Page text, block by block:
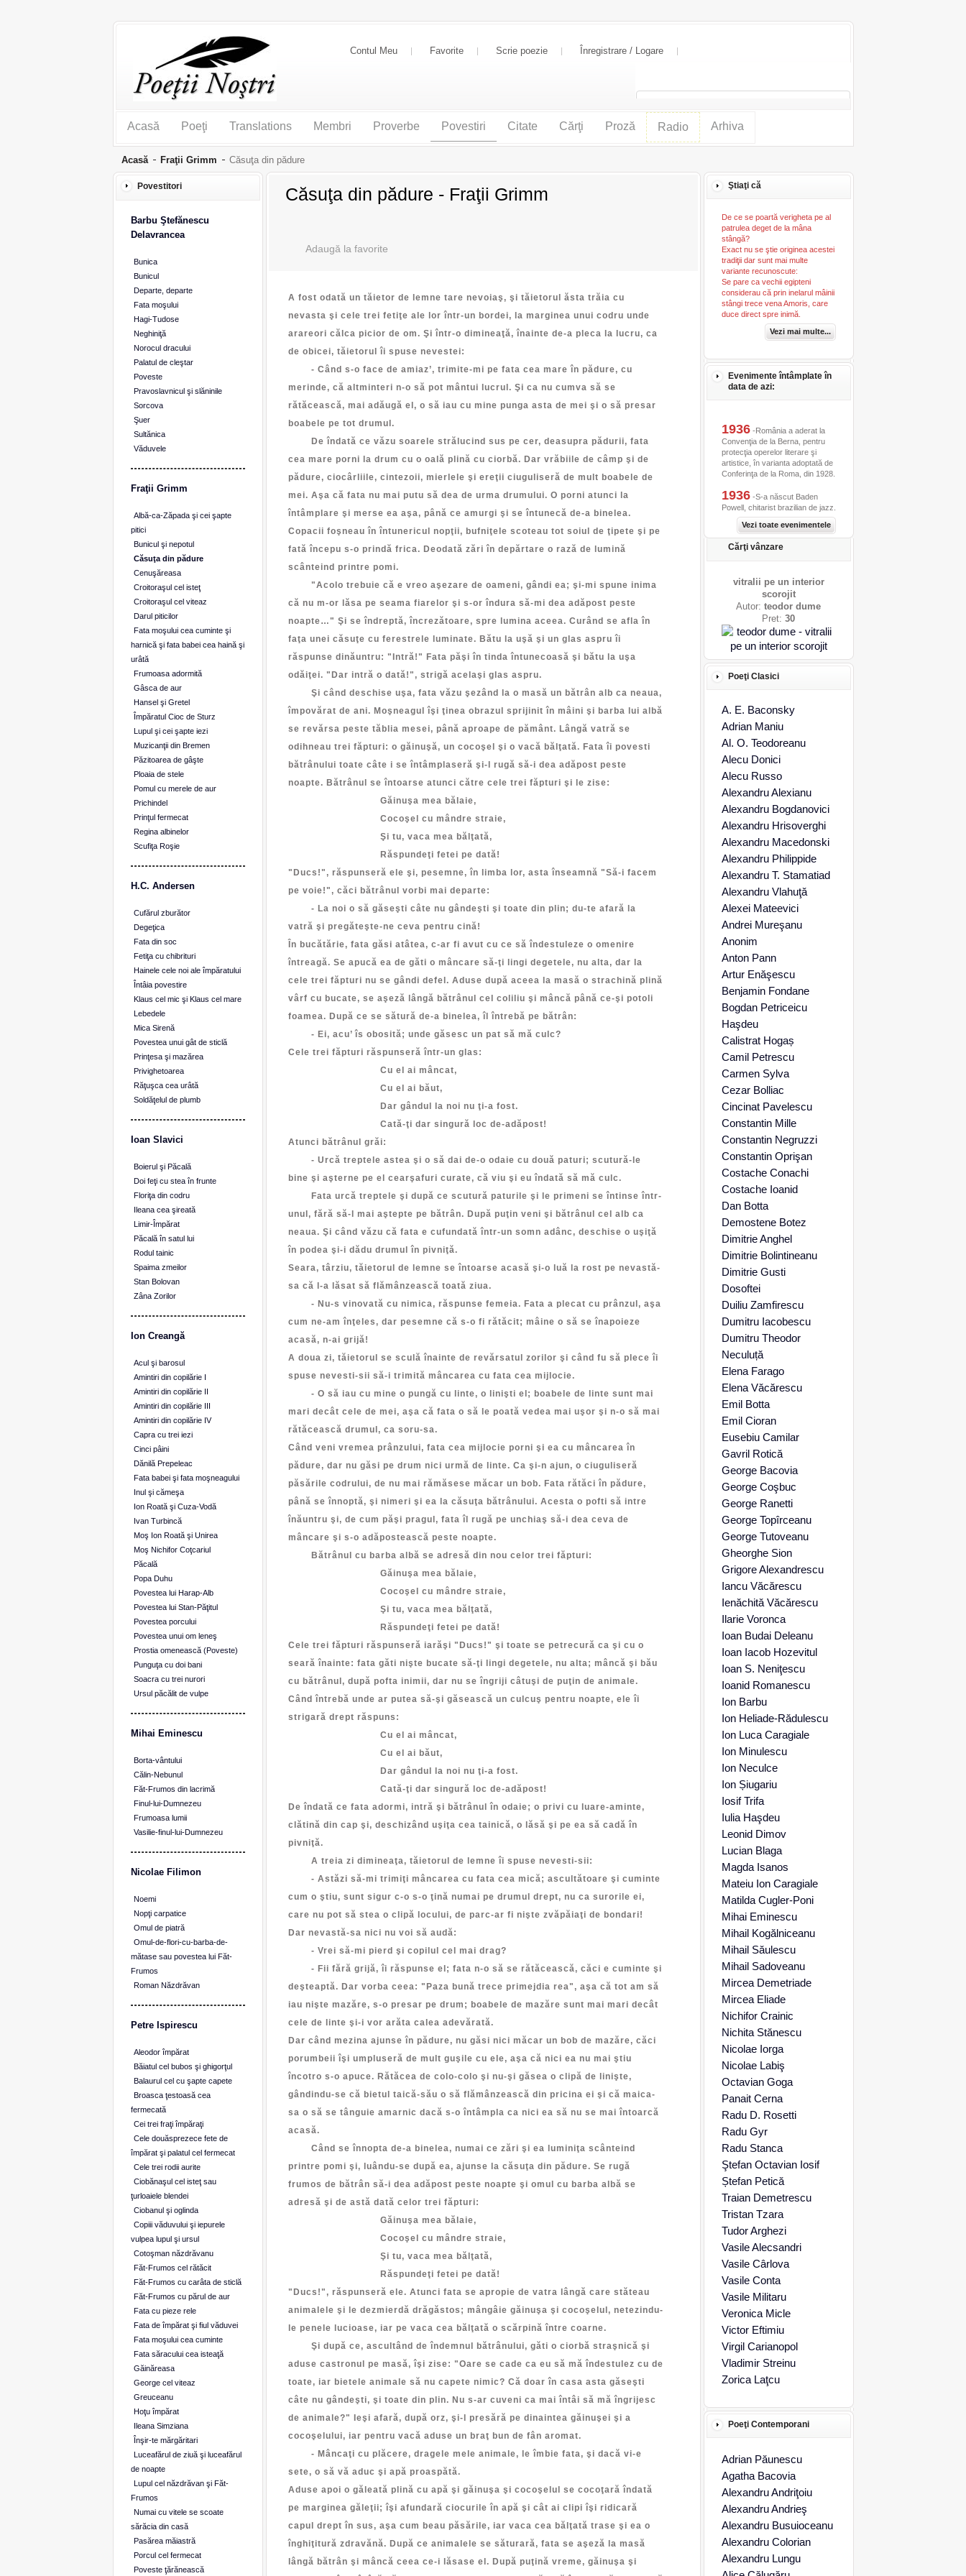
Contul Meu Favorite Scrie poezie Înregistrare / Logare
Acasă Poeţi Translations Membri Proverbe Povestiri Citate Cărţi Proză Radio Arhiva
Acasă Fraţii Grimm Căsuţa din pădure
Căsuţa din pădure - Fraţii Grimm
A fost odată un tăietor de lemne tare nevoiaş, şi tăietorul ăsta trăia cu
nevasta şi cele trei fetiţe ale lor într-un bordei, la marginea unui codru unde
arareori călca picior de om. Şi într-o dimineaţă, înainte de-a pleca la lucru, ca
de obicei, tăietorul îi spuse nevestei:
- Când s-o face de amiaz’, trimite-mi pe fata cea mare în pădure, cu
merinde, că altminteri n-o să pot mântui lucrul. Şi ca nu cumva să se
rătăcească, mai adăugă el, o să iau cu mine punga asta de mei şi o să presar
boabele pe tot drumul.
De îndată ce văzu soarele strălucind sus pe cer, deasupra pădurii, fata
cea mare porni la drum cu o oală plină cu ciorbă. Dar vrăbiile de câmp şi de
pădure, ciocârliile, cintezoii, mierlele şi ereţii ciuguliseră de mult boabele de
mei. Aşa că fata nu mai putu să dea de urma drumului. O porni atunci la
întâmplare şi merse ea aşa, până ce amurgi şi se întunecă de-a binelea.
Copacii foşneau în întunericul nopţii, bufniţele scoteau tot soiul de ţipete şi pe
fată începu s-o prindă frica. Deodată zări în depărtare o rază de lumină
scânteind printre pomi.
"Acolo trebuie că e vreo aşezare de oameni, gândi ea; şi-mi spune inima
că nu m-or lăsa pe seama fiarelor şi s-or îndura să-mi dea adăpost peste
noapte…" Şi se îndreptă, încrezătoare, spre lumina aceea. Curând se afla în
faţa unei căsuţe cu ferestrele luminate. Bătu la uşă şi un glas aspru îi
răspunse dinăuntru: "Intră!" Fata păşi în tinda întunecoasă şi bătu la uşa
odăiţei. "Dar intră o dată!", strigă acelaşi glas aspru.
Şi când deschise uşa, fata văzu şezând la o masă un bătrân alb ca neaua,
împovărat de ani. Moşneagul îşi ţinea obrazul sprijinit în mâini şi barba lui albă
se revărsa peste tăblia mesei, până aproape de pământ. Lângă vatră se
odihneau trei făpturi: o găinuşă, un cocoşel şi o vacă bălţată. Fata îi povesti
bătrânului toate câte i se întâmplaseră şi-l rugă să-i dea adăpost peste
noapte. Bătrânul se întoarse atunci către cele trei făpturi şi le zise:
Găinuşa mea bălaie,
Cocoşel cu mândre straie,
Şi tu, vaca mea bălţată,
Răspundeţi fetei pe dată!
"Ducs!", răspunseră ele şi, pesemne, în limba lor, asta înseamnă "Să-i facem
pe voie!", căci bătrânul vorbi mai departe:
- La noi o să găseşti câte nu gândeşti şi toate din plin; du-te afară la
vatră şi pregăteşte-ne ceva pentru cină!
În bucătărie, fata găsi atâtea, c-ar fi avut cu ce să îndestuleze o omenire
întreagă. Se apucă ea de găti o mâncare să-ţi lingi degetele, nu alta, dar la
cele trei făpturi nu se gândi defel. Aduse după aceea la masă o strachină plină
vârf cu bucate, se aşeză lângă bătrânul cel coliliu şi mâncă până ce-şi potoli
foamea. După ce se sătură de-a binelea, îl întrebă pe bătrân:
- Ei, acu’ îs obosită; unde găsesc un pat să mă culc?
Cele trei făpturi răspunseră într-un glas:
Cu el ai mâncat,
Cu el ai băut,
Dar gândul la noi nu ţi-a fost.
Cată-ţi dar singură loc de-adăpost!
Atunci bătrânul grăi:
- Urcă treptele astea şi o să dai de-o odaie cu două paturi; scutură-le
bine şi aşterne pe el cearşafuri curate, că viu şi eu îndată să mă culc.
Fata urcă treptele şi după ce scutură paturile şi le primeni se întinse într-
unul, fără să-l mai aştepte pe bătrân. După puţin veni şi bătrânul cel alb ca
neaua. Şi când văzu că fata e cufundată într-un somn adânc, deschise o uşiţă
în podea şi-i dădu drumul în pivniţă.
Seara, târziu, tăietorul de lemne se întoarse acasă şi-o luă la rost pe nevastă-
sa că l-a lăsat să flămânzească toată ziua.
- Nu-s vinovată cu nimica, răspunse femeia. Fata a plecat cu prânzul, aşa
cum ne-am înţeles, dar pesemne că s-o fi rătăcit; mâine o să se înapoieze
acasă, n-ai grijă!
A doua zi, tăietorul se sculă înainte de revărsatul zorilor şi când fu să plece îi
spuse nevesti-sii să-i trimită mâncarea cu fata cea mijlocie.
- O să iau cu mine o pungă cu linte, o linişti el; boabele de linte sunt mai
mari decât cele de mei, aşa că fata o să le poată vedea mai uşor şi n-o să mai
rătăcească drumul, ca soru-sa.
Când veni vremea prânzului, fata cea mijlocie porni şi ea cu mâncarea în
pădure, dar nu găsi pe drum nici urmă de linte. Ca şi-n ajun, o ciuguliseră
păsările codrului, de nu mai rămăsese măcar un bob. Fata rătăci în pădure,
până se înnoptă, şi nimeri şi ea la căsuţa bătrânului. Acesta o pofti să intre
înăuntru şi, de cum păşi pragul, fata îl rugă pe unchiaş să-i dea ceva de
mâncare şi s-o adăpostească peste noapte.
Bătrânul cu barba albă se adresă din nou celor trei făpturi:
Găinuşa mea bălaie,
Cocoşel cu mândre straie,
Şi tu, vaca mea bălţată,
Răspundeţi fetei pe dată!
Cele trei făpturi răspunseră iarăşi "Ducs!" şi toate se petrecură ca şi cu o
seară înainte: fata găti nişte bucate să-ţi lingi degetele, nu alta; mâncă şi bău
cu bătrânul, după pofta inimii, dar nu se îngriji câtuşi de puţin de animale.
Când întrebă unde ar putea să-şi găsească un culcuş pentru noapte, ele îi
strigară drept răspuns:
Cu el ai mâncat,
Cu el ai băut,
Dar gândul la noi nu ţi-a fost.
Cată-ţi dar singură loc de-adăpost!
De îndată ce fata adormi, intră şi bătrânul în odaie; o privi cu luare-aminte,
clătină din cap şi, deschizând uşiţa cea tainică, o lăsă şi pe ea să cadă în
pivniţă.
A treia zi dimineaţa, tăietorul de lemne îi spuse nevesti-sii:
- Astăzi să-mi trimiţi mâncarea cu fata cea mică; ascultătoare şi cuminte
cum o ştiu, sunt sigur c-o s-o ţină numai pe drumul drept, nu ca surorile ei,
care nu pot să stea o clipă locului, de parc-ar fi nişte zvăpăiaţi de bondari!
Dar nevastă-sa nici nu voi să audă:
- Vrei să-mi pierd şi copilul cel mai drag?
- Fii fără grijă, îi răspunse el; fata n-o să se rătăcească, căci e cuminte şi
deşteaptă. Dar vorba ceea: "Paza bună trece primejdia rea", aşa că tot am să
iau nişte mazăre, s-o presar pe drum; boabele de mazăre sunt mai mari decât
cele de linte şi-i vor arăta calea adevărată.
Dar când mezina ajunse în pădure, nu găsi nici măcar un bob de mazăre, căci
porumbeii îşi umpluseră de mult guşile cu ele, aşa că nici ea nu mai ştiu
încotro s-o apuce. Rătăcea de colo-colo şi nu-şi găsea o clipă de linişte,
gândindu-se că bietul taică-său o să flămânzească din pricina ei şi că maica-
sa o să se tânguie amarnic dacă s-o întâmpla ca nici ea să nu se mai întoarcă
acasă.
Când se înnopta de-a binelea, numai ce zări şi ea luminiţa scânteind
printre pomi şi, luându-se după ea, ajunse la căsuţa din pădure. Se rugă
frumos de bătrân să-i dea adăpost peste noapte şi omul cu barba albă se
adresă şi de astă dată celor trei făpturi:
Găinuşa mea bălaie,
Cocoşel cu mândre straie,
Şi tu, vaca mea bălţată,
Răspundeţi fetei pe dată!
"Ducs!", răspunseră ele. Atunci fata se apropie de vatra lângă care stăteau
animalele şi le dezmierdă drăgăstos; mângâie găinuşa şi cocoşelul, netezindu-
le penele lucioase, iar pe vaca cea bălţată o scărpină între coarne.
Şi după ce, ascultând de îndemnul bătrânului, găti o ciorbă straşnică şi
aduse castronul pe masă, îşi zise: "Oare se cade ca eu să mă îndestulez cu de
toate, iar bietele animale să nu capete nimic? Că doar în casa asta găseşti
câte nu gândeşti, şi toate din plin. Nu s-ar cuveni ca mai întâi să mă îngrijesc
de animale?" Ieşi afară, după orz, şi-l presără pe dinaintea găinuşei şi a
cocoşelului, iar pentru vacă aduse un braţ bun de fân aromat.
- Mâncaţi cu plăcere, dragele mele animale, le îmbie fata, şi dacă vi-e
sete, o să vă aduc şi apă proaspătă.
Aduse apoi o găleată plină cu apă şi găinuşa şi cocoşelul se cocoţară îndată
pe marginea găleţii; îşi afundară ciocurile în apă şi cât ai clipi îşi ridicară
capul drept în sus, aşa cum beau păsările, iar vaca cea bălţată trase şi ea o
înghiţitură zdravănă. După ce animalele se săturară, fata se aşeză la masă
lângă bătrân şi mâncă ceea ce-i lăsase el. După puţină vreme, găinuşa şi
Povestitori
Barbu Ştefănescu
Delavrancea
Bunica
Bunicul
Departe, departe
Fata moşului
Hagi-Tudose
Neghiniţă
Norocul dracului
Palatul de cleştar
Poveste
Pravoslavnicul şi slăninile
Sorcova
Şuer
Sultănica
Văduvele
Fraţii Grimm
Albă-ca-Zăpada şi cei şapte
pitici
Bunicul şi nepotul
Căsuţa din pădure
Cenuşăreasa
Croitoraşul cel isteţ
Croitoraşul cel viteaz
Darul piticilor
Fata moşului cea cuminte şi
harnică şi fata babei cea haină şi
urâtă
Frumoasa adormită
Gâsca de aur
Hansel şi Gretel
Împăratul Cioc de Sturz
Lupul şi cei şapte iezi
Muzicanţii din Bremen
Păzitoarea de gâşte
Ploaia de stele
Pomul cu merele de aur
Prichindel
Prinţul fermecat
Regina albinelor
Scufiţa Roşie
H.C. Andersen
Cufărul zburător
Degeţica
Fata din soc
Fetiţa cu chibrituri
Hainele cele noi ale împăratului
Întâia povestire
Klaus cel mic şi Klaus cel mare
Lebedele
Mica Sirenă
Povestea unui gât de sticlă
Prinţesa şi mazărea
Privighetoarea
Răţuşca cea urâtă
Soldăţelul de plumb
Ioan Slavici
Boierul şi Păcală
Doi feţi cu stea în frunte
Floriţa din codru
Ileana cea şireată
Limir-Împărat
Păcală în satul lui
Rodul tainic
Spaima zmeilor
Stan Bolovan
Zâna Zorilor
Ion Creangă
Acul şi barosul
Amintiri din copilărie I
Amintiri din copilărie II
Amintiri din copilărie III
Amintiri din copilărie IV
Capra cu trei iezi
Cinci pâini
Dănilă Prepeleac
Fata babei şi fata moşneagului
Inul şi cămeşa
Ion Roată şi Cuza-Vodă
Ivan Turbincă
Moş Ion Roată şi Unirea
Moş Nichifor Coţcariul
Păcală
Popa Duhu
Povestea lui Harap-Alb
Povestea lui Stan-Păţitul
Povestea porcului
Povestea unui om leneş
Prostia omenească (Poveste)
Punguţa cu doi bani
Soacra cu trei nurori
Ursul păcălit de vulpe
Mihai Eminescu
Borta-vântului
Călin-Nebunul
Făt-Frumos din lacrimă
Finul-lui-Dumnezeu
Frumoasa lumii
Vasilie-finul-lui-Dumnezeu
Nicolae Filimon
Noemi
Nopţi carpatice
Omul de piatră
Omul-de-flori-cu-barba-de-
mătase sau povestea lui Făt-
Frumos
Roman Năzdrăvan
Petre Ispirescu
Aleodor împărat
Băiatul cel bubos şi ghigorţul
Balaurul cel cu şapte capete
Broasca ţestoasă cea
fermecată
Cei trei fraţi împăraţi
Cele douăsprezece fete de
împărat şi palatul cel fermecat
Cele trei rodii aurite
Ciobănaşul cel isteţ sau
ţurloaiele blendei
Ciobanul şi oglinda
Copiii văduvului şi iepurele
vulpea lupul şi ursul
Cotoşman năzdrăvanu
Făt-Frumos cel rătăcit
Făt-Frumos cu carâta de sticlă
Făt-Frumos cu părul de aur
Fata cu pieze rele
Fata de împărat şi fiul văduvei
Fata moşului cea cuminte
Fata săracului cea isteaţă
Găinăreasa
George cel viteaz
Greuceanu
Hoţu împărat
Ileana Simziana
Înşir-te mărgăritari
Luceafărul de ziuă şi luceafărul
de noapte
Lupul cel năzdrăvan şi Făt-
Frumos
Numai cu vitele se scoate
sărăcia din casă
Pasărea măiastră
Porcul cel fermecat
Poveste ţărănească
Ştiaţi că
De ce se poartă verigheta pe al
patrulea deget de la mâna
stângă?
Exact nu se ştie originea acestei
tradiţii dar sunt mai multe
variante recunoscute:
Se pare ca vechii egipteni
considerau că prin inelarul mâinii
stângi trece vena Amoris, care
duce direct spre inimă.
Vezi mai multe...
Evenimente întâmplate în
data de azi:
1936-România a aderat la
Convenţia de la Berna, pentru
protecţia operelor literare şi
artistice, în varianta adoptată de
Conferinţa de la Roma, din 1928.
1936-S-a născut Baden
Powell, chitarist brazilian de jazz.
Vezi toate evenimentele
Cărţi vânzare
vitralii pe un interior
scorojit
Autor: teodor dume
Pret: 30
Poeţi Clasici
A. E. Baconsky
Adrian Maniu
Al. O. Teodoreanu
Alecu Donici
Alecu Russo
Alexandru Alexianu
Alexandru Bogdanovici
Alexandru Hrisoverghi
Alexandru Macedonski
Alexandru Philippide
Alexandru T. Stamatiad
Alexandru Vlahuţă
Alexei Mateevici
Andrei Mureşanu
Anonim
Anton Pann
Artur Enăşescu
Benjamin Fondane
Bogdan Petriceicu
Haşdeu
Calistrat Hogaș
Camil Petrescu
Carmen Sylva
Cezar Bolliac
Cincinat Pavelescu
Constantin Mille
Constantin Negruzzi
Constantin Oprişan
Costache Conachi
Costache Ioanid
Dan Botta
Demostene Botez
Dimitrie Anghel
Dimitrie Bolintineanu
Dimitrie Gusti
Dosoftei
Duiliu Zamfirescu
Dumitru Iacobescu
Dumitru Theodor
Neculuță
Elena Farago
Elena Văcărescu
Emil Botta
Emil Cioran
Eusebiu Camilar
Gavril Rotică
George Bacovia
George Coşbuc
George Ranetti
George Topîrceanu
George Tutoveanu
Gheorghe Sion
Grigore Alexandrescu
Iancu Văcărescu
Ienăchită Văcărescu
Ilarie Voronca
Ioan Budai Deleanu
Ioan Iacob Hozevitul
Ioan S. Neniţescu
Ioanid Romanescu
Ion Barbu
Ion Heliade-Rădulescu
Ion Luca Caragiale
Ion Minulescu
Ion Neculce
Ion Șiugariu
Iosif Trifa
Iulia Haşdeu
Leonid Dimov
Lucian Blaga
Magda Isanos
Mateiu Ion Caragiale
Matilda Cugler-Poni
Mihai Eminescu
Mihail Kogălniceanu
Mihail Săulescu
Mihail Sadoveanu
Mircea Demetriade
Mircea Eliade
Nichifor Crainic
Nichita Stănescu
Nicolae Iorga
Nicolae Labiş
Octavian Goga
Panait Cerna
Radu D. Rosetti
Radu Gyr
Radu Stanca
Ştefan Octavian Iosif
Ștefan Petică
Traian Demetrescu
Tristan Tzara
Tudor Arghezi
Vasile Alecsandri
Vasile Cârlova
Vasile Conta
Vasile Militaru
Veronica Micle
Victor Eftimiu
Virgil Carianopol
Vladimir Streinu
Zorica Laţcu
Poeţi Contemporani
Adrian Păunescu
Agatha Bacovia
Alexandru Andriţoiu
Alexandru Andrieş
Alexandru Busuioceanu
Alexandru Colorian
Alexandru Lungu